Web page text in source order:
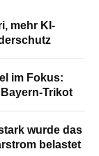
mehr KI-
im Fokus:
Trikot
wurde das
belastet